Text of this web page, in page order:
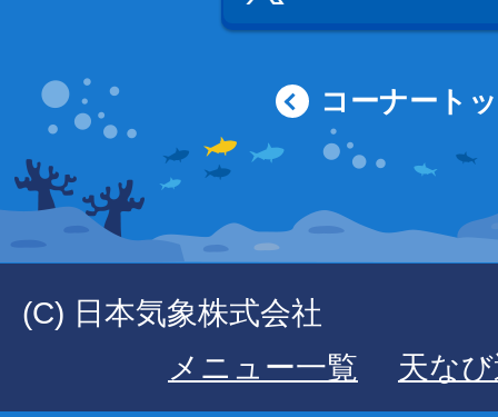
コーナート
(C) 日本気象株式会社
メニュー一覧
天な